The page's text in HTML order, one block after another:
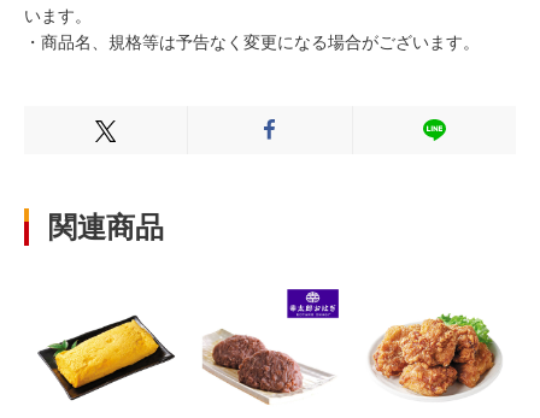
います。
・商品名、規格等は予告なく変更になる場合がございます。
Xでシェアする FacebookでシェアするLINEでシェ
関連商品